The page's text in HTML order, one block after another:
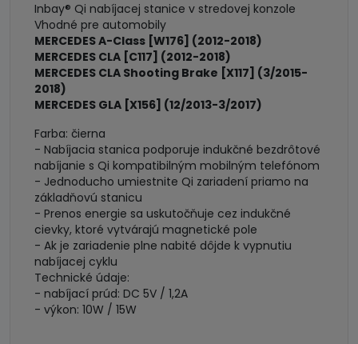
Inbay® Qi nabíjacej stanice v stredovej konzole
Vhodné pre automobily
MERCEDES A-Class [W176] (2012-2018)
MERCEDES CLA [C117] (2012-2018)
MERCEDES CLA Shooting Brake [X117] (3/2015-
2018)
MERCEDES GLA [X156] (12/2013-3/2017)
Farba: čierna
- Nabíjacia stanica podporuje indukčné bezdrôtové
nabíjanie s Qi kompatibilným mobilným telefónom
- Jednoducho umiestnite Qi zariadení priamo na
základňovú stanicu
- Prenos energie sa uskutočňuje cez indukčné
cievky, ktoré vytvárajú magnetické pole
- Ak je zariadenie plne nabité dôjde k vypnutiu
nabíjacej cyklu
Technické údaje:
- nabíjací prúd: DC 5V / 1,2A
- výkon: 10W / 15W